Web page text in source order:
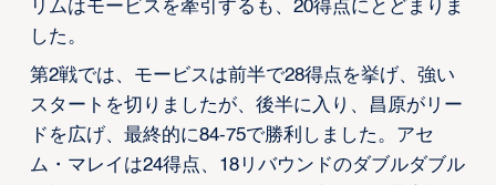
リムはモービスを牽引するも、20得点にとどまりま
した。
第2戦では、モービスは前半で28得点を挙げ、強い
スタートを切りましたが、後半に入り、昌原がリー
ドを広げ、最終的に84-75で勝利しました。アセ
ム・マレイは24得点、18リバウンドのダブルダブル